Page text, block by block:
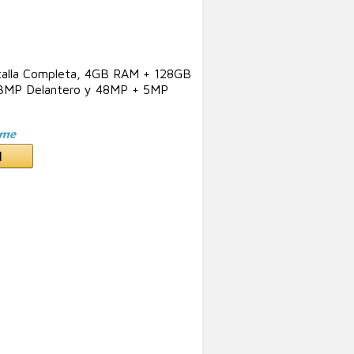
Completa, 4GB RAM + 128GB
Delantero y 48MP + 5MP